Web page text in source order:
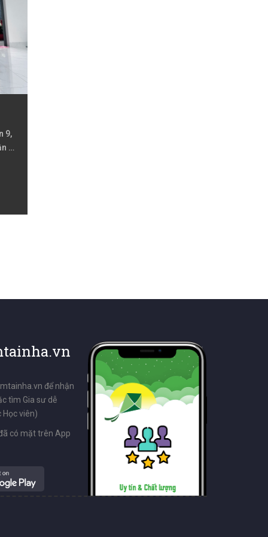
9,
3,
để nhận
tìm Gia sư dễ
Học viên)
có mặt trên App